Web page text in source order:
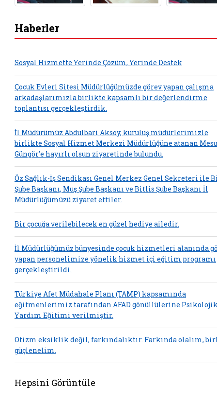
Haberler
Sosyal Hizmette Yerinde Çözüm, Yerinde Destek
Çocuk Evleri Sitesi Müdürlüğümüzde görev yapan çalışma
arkadaşlarımızla birlikte kapsamlı bir değerlendirme
toplantısı gerçekleştirdik.
İl Müdürümüz Abdulbari Aksoy, kuruluş müdürlerimizle
birlikte Sosyal Hizmet Merkezi Müdürlüğüne atanan
Güngör'e hayırlı olsun ziyaretinde bulundu.
Öz Sağlık-İş Sendikası Genel Merkez Genel Sekreteri ile
Şube Başkanı, Muş Şube Başkanı ve Bitlis Şube Başkanı İl
Müdürlüğümüzü ziyaret ettiler.
Bir çocuğa verilebilecek en güzel hediye ailedir.
İl Müdürlüğümüz bünyesinde çocuk hizmetleri alanında
yapan personelimize yönelik hizmet içi eğitim programı
gerçekleştirildi.
Türkiye Afet Müdahale Planı (TAMP) kapsamında
eğitmenlerimiz tarafından AFAD gönüllülerine
Yardım Eğitimi verilmiştir.
Otizm eksiklik değil, farkındalıktır. Farkında olalım,
güçlenelim.
Hepsini Görüntüle